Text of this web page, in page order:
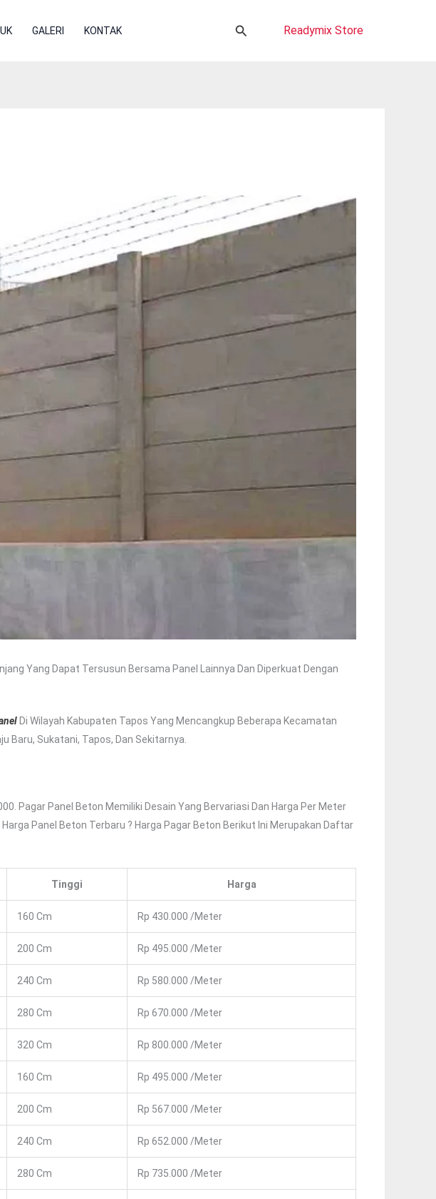
GALERI KONTAK Cari Readymix Store
Yang Dapat Tersusun Bersama Panel Lainnya Dan Diperkuat Dengan
Di Wilayah Kabupaten Tapos Yang Mencangkup Beberapa Kecamatan
Baru, Sukatani, Tapos, Dan Sekitarnya.
Pagar Panel Beton Memiliki Desain Yang Bervariasi Dan Harga Per Meter
Panel Beton Terbaru ? Harga Pagar Beton Berikut Ini Merupakan Daftar
Tinggi Harga
160 Cm Rp 430.000 /Meter
200 Cm Rp 495.000 /Meter
240 Cm Rp 580.000 /Meter
280 Cm Rp 670.000 /Meter
320 Cm Rp 800.000 /Meter
160 Cm Rp 495.000 /Meter
200 Cm Rp 567.000 /Meter
240 Cm Rp 652.000 /Meter
280 Cm Rp 735.000 /Meter